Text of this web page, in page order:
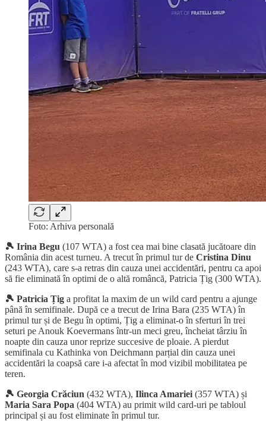
Foto: Arhiva personală
🎾 Irina Begu (107 WTA) a fost cea mai bine clasată jucătoare din
România din acest turneu. A trecut în primul tur de Cristina Dinu
(243 WTA), care s-a retras din cauza unei accidentări, pentru ca apoi
să fie eliminată în optimi de o altă româncă, Patricia Țig (300 WTA).
🎾 Patricia Țig a profitat la maxim de un wild card pentru a ajunge
până în semifinale. După ce a trecut de Irina Bara (235 WTA) în
primul tur și de Begu în optimi, Țig a eliminat-o în sferturi în trei
seturi pe Anouk Koevermans într-un meci greu, încheiat târziu în
noapte din cauza unor reprize succesive de ploaie. A pierdut
semifinala cu Kathinka von Deichmann parțial din cauza unei
accidentări la coapsă care i-a afectat în mod vizibil mobilitatea pe
teren.
🎾 Georgia Crăciun (432 WTA), Ilinca Amariei (357 WTA) și
Maria Sara Popa (404 WTA) au primit wild card-uri pe tabloul
principal și au fost eliminate în primul tur.